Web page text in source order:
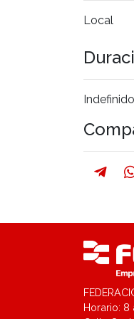
Local
Indefinido
Horario: 8